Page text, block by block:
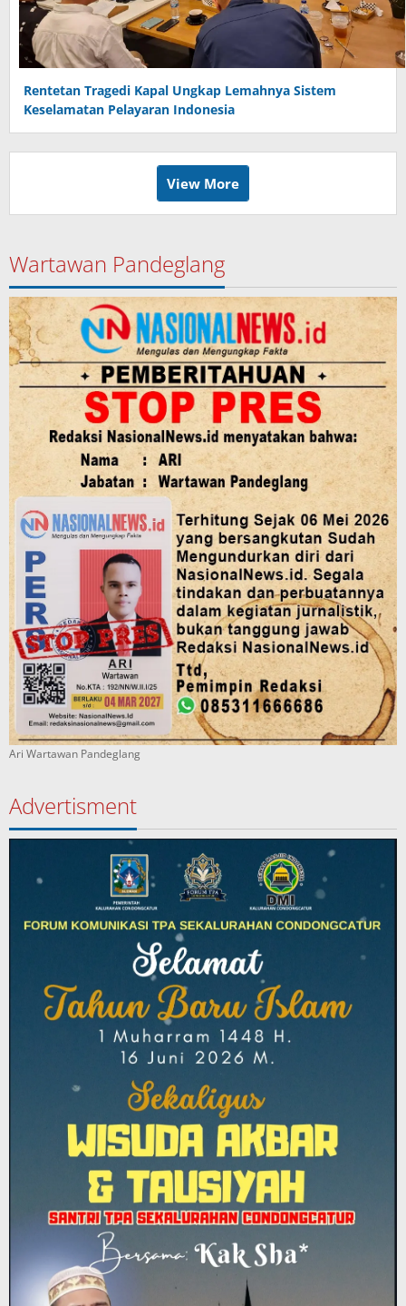
Rentetan Tragedi Kapal Ungkap Lemahnya Sistem
Keselamatan Pelayaran Indonesia
View More
Wartawan Pandeglang
Ari Wartawan Pandeglang
Advertisment